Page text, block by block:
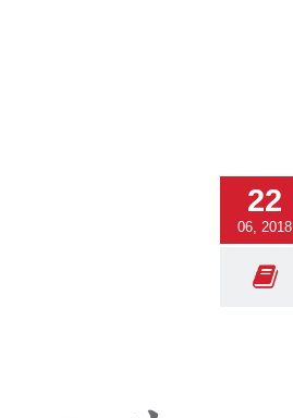
22
06, 2018